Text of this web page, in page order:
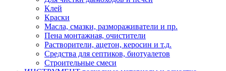
Клей
Краски
Масла, смазки, размораживатели и пр.
Пена монтажная, очистители
Растворители, ацетон, керосин и т.д.
Средства для септиков, биотуалетов
Строительные смеси